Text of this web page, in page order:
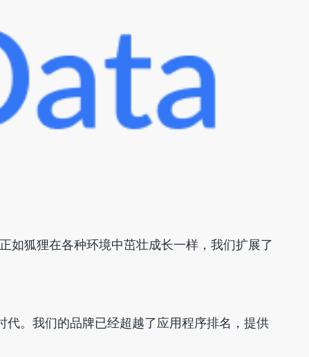
如狐狸在各种环境中茁壮成长一样，我们扩展了
代。我们的品牌已经超越了应用程序排名，提供